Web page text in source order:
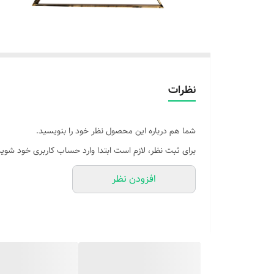
نظرات
شما هم درباره این محصول نظر خود را بنویسید.
برای ثبت نظر، لازم است ابتدا وارد حساب کاربری خود
افزودن نظر